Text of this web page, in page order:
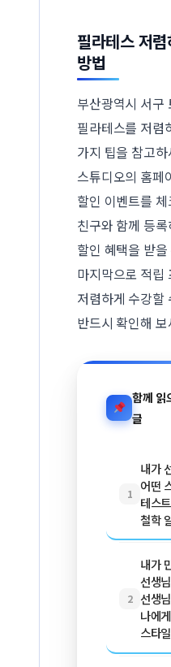
필라테스 저
방법
부산광역시 서구
필라테스를 저렴
가지 팁을 참고
스튜디오의 홈페
할인 이벤트를
친구와 함께 등
할인 혜택을 받
마지막으로 적립
저렴하게 수강할
반드시 확인해
함께 읽
글
1
내가
어떤
테스
철학
2
내가
선생
선생
나에
스타